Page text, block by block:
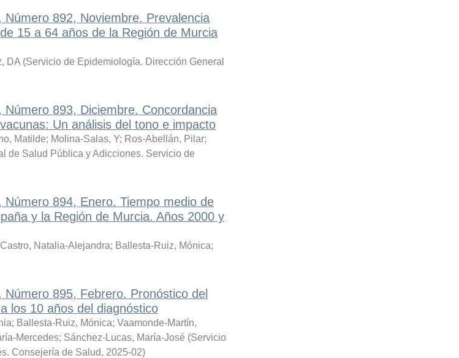
892, Noviembre. Prevalencia
15 a 64 años de la Región de Murcia
DA (Servicio de Epidemiología. Dirección General
893, Diciembre. Concordancia
Un análisis del tono e impacto
Matilde; Molina-Salas, Y; Ros-Abellán, Pilar;
de Salud Pública y Adicciones. Servicio de
894, Enero. Tiempo medio de
y la Región de Murcia. Años 2000 y
Natalia-Alejandra; Ballesta-Ruiz, Mónica;
895, Febrero. Pronóstico del
los 10 años del diagnóstico
; Ballesta-Ruiz, Mónica; Vaamonde-Martín,
Mercedes; Sánchez-Lucas, María-José (Servicio
Consejería de Salud, 2025-02)